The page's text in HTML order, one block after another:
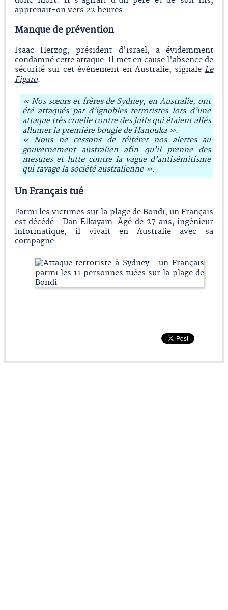
apprenait-on vers 22 heures.
Manque de prévention
Isaac Herzog, président d'israël, a évidemment
condamné cette attaque. Il met en cause l'absence de
sécurité sur cet événement en Australie, signaleLe
Figaro.
« Nos sœurs et frères de Sydney, en Australie, ont
été attaqués par d’ignobles terroristes lors d’une
attaque très cruelle contre des Juifs qui étaient allés
allumer la première bougie de Hanouka ».
« Nous ne cessons de réitérer nos alertes au
gouvernement australien afin qu’il prenne des
mesures et lutte contre la vague d’antisémitisme
qui ravage la société australienne ».
Un Français tué
Parmi les victimes sur la plage de Bondi, un Français
est décédé : Dan Elkayam. Âgé de 27 ans, ingénieur
informatique, il vivait en Australie avec sa
compagne.